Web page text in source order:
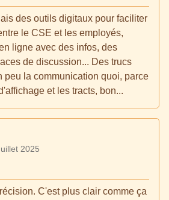
des outils digitaux pour faciliter
le CSE et les employés,
ligne avec des infos, des
de discussion... Des trucs
peu la communication quoi, parce
et les tracts, bon...
2025
C'est plus clair comme ça